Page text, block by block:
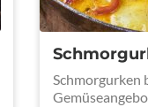
Schmorgurken